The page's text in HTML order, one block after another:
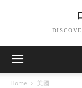
Home 美國